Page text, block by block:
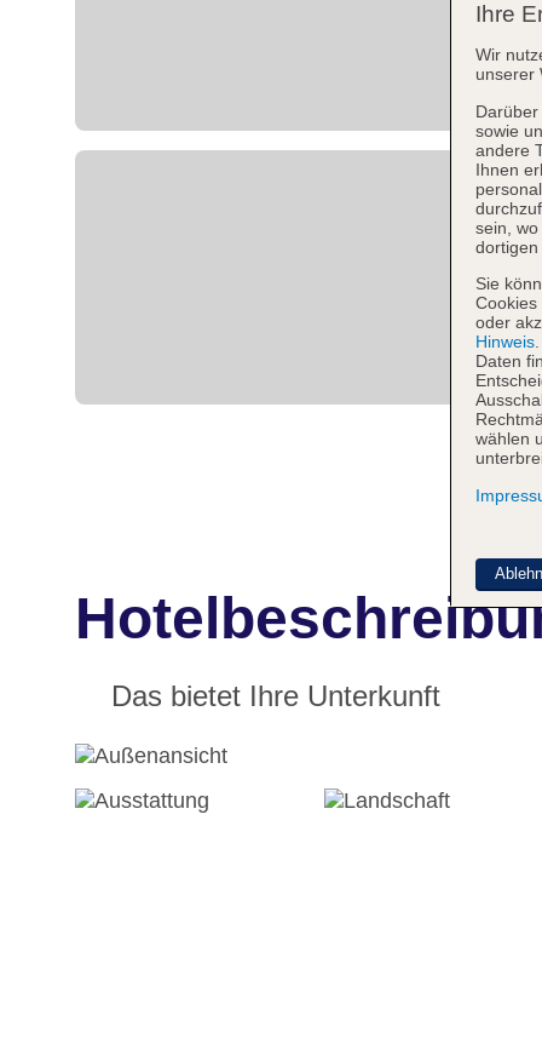
Das bietet Ihre Unterkunft
Ihre
Wir
unserer
sowie
andere
Ihnen
sein,
dortigen
Sie
Cookies
oder
Hinweis
Daten
wählen